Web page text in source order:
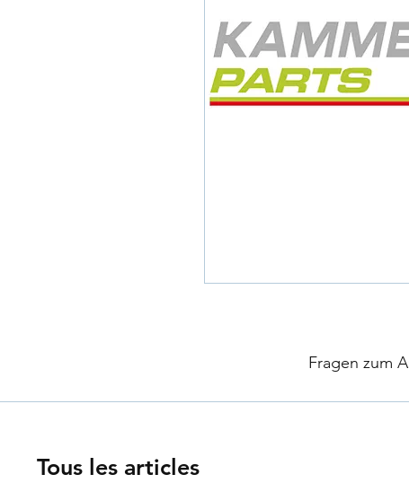
Fragen zum
Tous les articles